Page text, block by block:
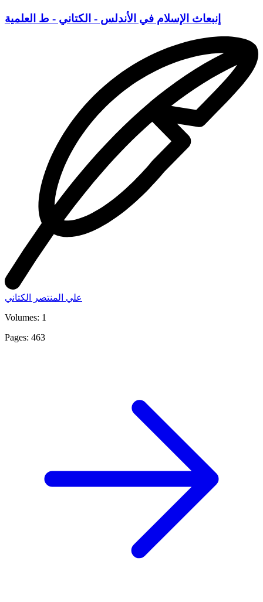
إنبعاث الإسلام في الأندلس - الكتاني - ط العلمية
علي المنتصر الكتاني
Volumes: 1
Pages: 463